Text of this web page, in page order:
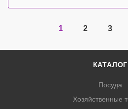
1 2 3
КАТАЛОГ
Посуда
Хозяйственные